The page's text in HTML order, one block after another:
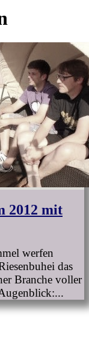
2012 mit
werfen
das
Branche voller